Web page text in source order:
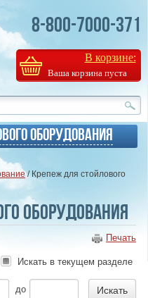
8-800-7000-371
В корзине:
Ваша корзина пуста
оборудования
/ Крепеж для стойлового
оборудования
Печать
Искать в текущем разделе
до